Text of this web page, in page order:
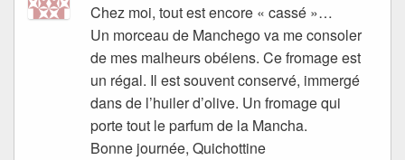
Chez moi, tout est encore « cassé »…
Un morceau de Manchego va me consoler
de mes malheurs obéiens. Ce fromage est
un régal. Il est souvent conservé, immergé
dans de l’huiler d’olive. Un fromage qui
porte tout le parfum de la Mancha.
Bonne journée, Quichottine